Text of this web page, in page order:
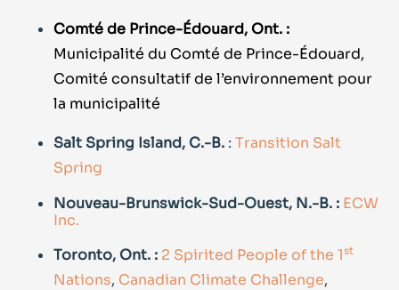
Comté de Prince-Édouard, Ont. :
Municipalité du Comté de Prince-Édouard,
Comité consultatif de l’environnement pour
la municipalité
Salt Spring Island, C.-B. : Transition Salt
Spring
Nouveau-Brunswick-Sud-Ouest, N.-B. : ECW
Inc.
Toronto, Ont. : 2 Spirited People of the 1st
Nations, Canadian Climate Challenge,